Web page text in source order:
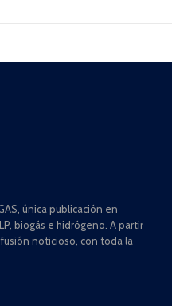
única publicación en
biogás e hidrógeno. A partir
noticioso, con toda la